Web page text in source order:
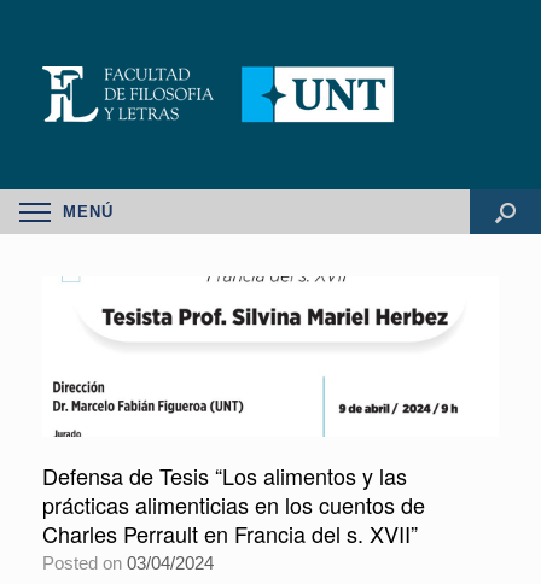
MENÚ
Defensa de Tesis “Los alimentos y las
prácticas alimenticias en los cuentos de
Charles Perrault en Francia del s. XVII”
Posted on 03/04/2024